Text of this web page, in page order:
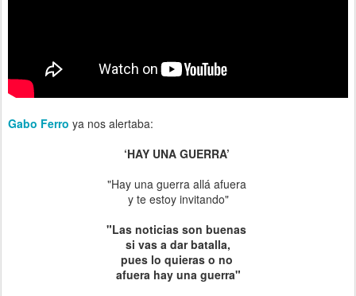
Gabo Ferro ya nos alertaba:
‘HAY UNA GUERRA’
"Hay una guerra allá afuera
y te estoy invitando"
"Las noticias son buenas
si vas a dar batalla,
pues lo quieras o no
afuera hay una guerra"